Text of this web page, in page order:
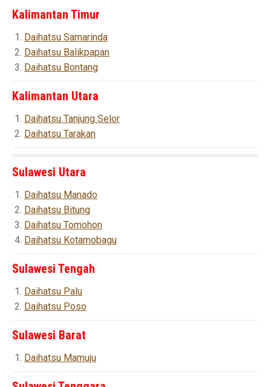
Kalimantan Timur
Daihatsu Samarinda
Daihatsu Balikpapan
Daihatsu Bontang
Kalimantan Utara
Daihatsu Tanjung Selor
Daihatsu Tarakan
Sulawesi Utara
Daihatsu Manado
Daihatsu Bitung
Daihatsu Tomohon
Daihatsu Kotamobagu
Sulawesi Tengah
Daihatsu Palu
Daihatsu Poso
Sulawesi Barat
Daihatsu Mamuju